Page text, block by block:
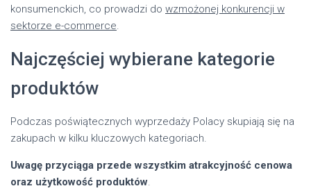
konsumenckich, co prowadzi do wzmożonej konkurencji w
sektorze e-commerce.
Najczęściej wybierane kategorie
produktów
Podczas poświątecznych wyprzedaży Polacy skupiają się na
zakupach w kilku kluczowych kategoriach.
Uwagę przyciąga przede wszystkim atrakcyjność cenowa
oraz użytkowość produktów.